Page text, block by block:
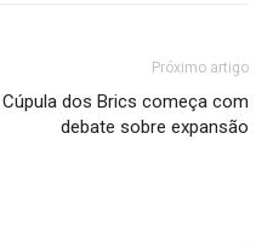
Próximo artigo
Cúpula dos Brics começa com
debate sobre expansão